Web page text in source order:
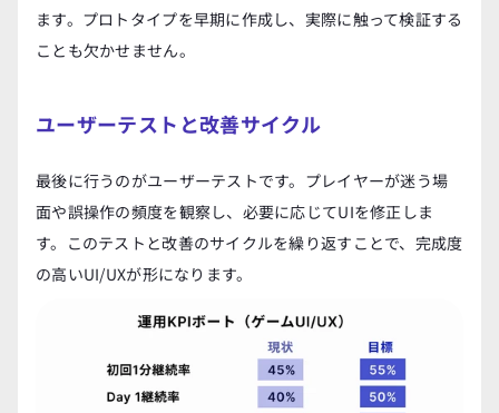
ます。プロトタイプを早期に作成し、実際に触って検証する
ことも欠かせません。
ユーザーテストと改善サイクル
最後に行うのがユーザーテストです。プレイヤーが迷う場
面や誤操作の頻度を観察し、必要に応じてUIを修正しま
す。このテストと改善のサイクルを繰り返すことで、完成度
の高いUI/UXが形になります。